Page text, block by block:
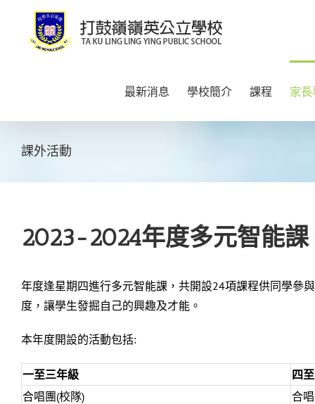
content
最新消息 學校簡介 課程 家
課外活動
2023-2024年度多元智能課
年度逢星期四進行多元智能課，共開設24項課程供同學參
度，讓學生發掘自己的興趣及才能。
本年度開設的活動包括:
一至三年級
四
合唱團(校隊)
合